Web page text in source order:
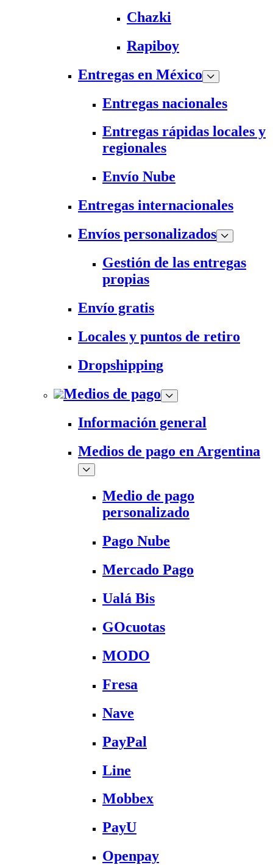
Chazki
Rapiboy
Entregas en México
Entregas nacionales
Entregas rápidas locales y
regionales
Envío Nube
Entregas internacionales
Envíos personalizados
Gestión de las entregas
propias
Envío gratis
Locales y puntos de retiro
Dropshipping
Medios de pago
Información general
Medios de pago en Argentina
Medio de pago
personalizado
Pago Nube
Mercado Pago
Ualá Bis
GOcuotas
MODO
Fresa
Nave
PayPal
Line
Mobbex
PayU
Openpay